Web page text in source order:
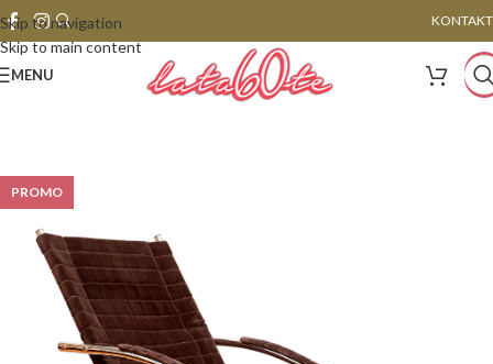
Skip to navigation
Skip to main content
KONTAKT
MENU
PROMO